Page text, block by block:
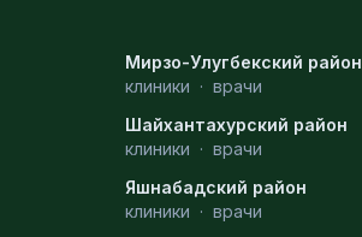
Мирзо-Улугбекский район
клиники · врачи
Шайхантахурский район
клиники · врачи
Яшнабадский район
клиники · врачи